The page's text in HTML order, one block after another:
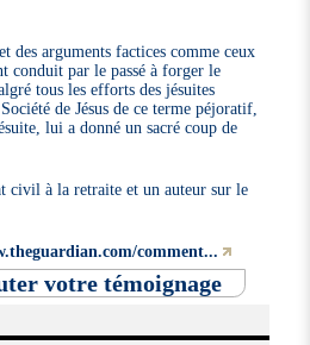
des arguments factices comme ceux
conduit par le passé à forger le
tous les efforts des jésuites
de Jésus de ce terme péjoratif,
lui a donné un sacré coup de
civil à la retraite et un auteur sur le
comment...
votre témoignage